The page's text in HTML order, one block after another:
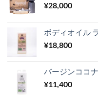
¥28,000
ボディオイル
¥18,800
バージンココ
¥11,400